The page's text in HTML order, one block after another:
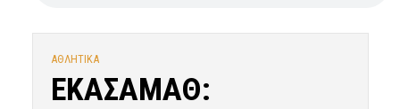
ΑΘΛΗΤΙΚΑ
ΕΚΑΣΑΜΑΘ: